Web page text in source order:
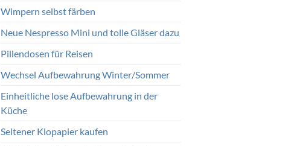
Wimpern selbst färben
Neue Nespresso Mini und tolle Gläser dazu
Pillendosen für Reisen
Wechsel Aufbewahrung Winter/Sommer
Einheitliche lose Aufbewahrung in der
Küche
Seltener Klopapier kaufen